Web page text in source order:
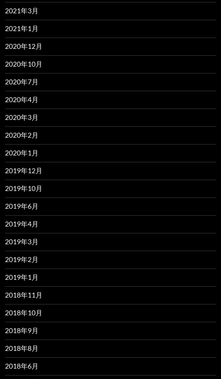
2021年3月
2021年1月
2020年12月
2020年10月
2020年7月
2020年4月
2020年3月
2020年2月
2020年1月
2019年12月
2019年10月
2019年6月
2019年4月
2019年3月
2019年2月
2019年1月
2018年11月
2018年10月
2018年9月
2018年8月
2018年6月